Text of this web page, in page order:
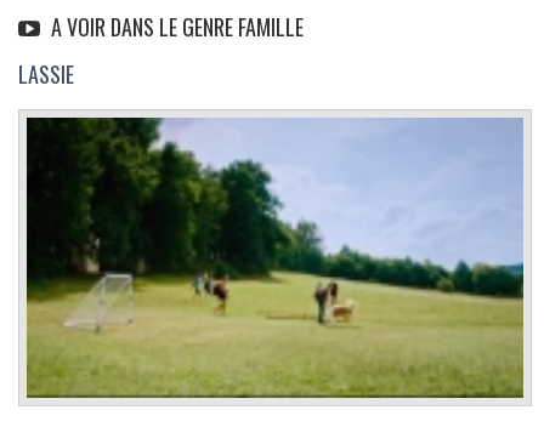
A VOIR DANS LE GENRE FAMILLE
LASSIE